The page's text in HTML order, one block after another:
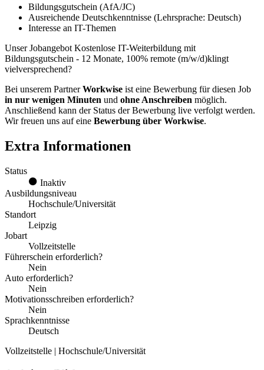
Bildungsgutschein (AfA/JC)
Ausreichende Deutschkenntnisse (Lehrsprache: Deutsch)
Interesse an IT-Themen
Unser Jobangebot Kostenlose IT-Weiterbildung mit
Bildungsgutschein - 12 Monate, 100% remote (m/w/d)klingt
vielversprechend?
Bei unserem PartnerWorkwise ist eine Bewerbung für diesen Job
in nur wenigen Minuten und ohne Anschreiben möglich.
Anschließend kann der Status der Bewerbung live verfolgt werden.
Wir freuen uns auf eine Bewerbung über Workwise.
Extra Informationen
Status
Inaktiv
Ausbildungsniveau
Hochschule/Universität
Standort
Leipzig
Jobart
Vollzeitstelle
Führerschein erforderlich?
Nein
Auto erforderlich?
Nein
Motivationsschreiben erforderlich?
Nein
Sprachkenntnisse
Deutsch
Vollzeitstelle | Hochschule/Universität